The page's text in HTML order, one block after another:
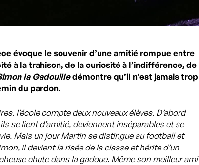
évoque le souvenir d’une amitié rompue entre
à la trahison, de la curiosité à l’indifférence, de
la Gadouilledémontre qu’il n’est jamais trop
du pardon.
l’école compte deux nouveaux élèves. D’abord
se lient d’amitié, deviennent inséparables et se
Mais un jour Martin se distingue au football et
il devient la risée de la classe et hérite d’un
chute dans la gadoue. Même son meilleur ami